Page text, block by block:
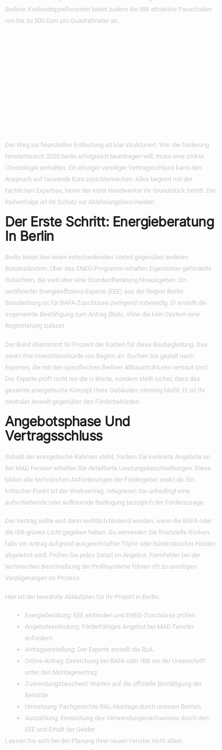
Berliner Kastendoppelfenstern bietet zudem die IBB attraktive Pauschalen
von bis zu 500 Euro pro Quadratmeter an.
Der Weg zur finanziellen Entlastung ist klar strukturiert. Wer die förderung
fenstertausch 2026 berlin erfolgreich beantragen will, muss eine strikte
Chronologie einhalten. Ein einziger voreiliger Vertragsschluss kann den
Anspruch auf tausende Euro zunichtemachen. Alles beginnt mit der
fachlichen Expertise, bevor der erste Handwerker Ihr Grundstück betritt. Die
Reihenfolge ist Ihr Schutz vor Ablehnungsbescheiden.
Der Erste Schritt: Energieberatung
In Berlin
Berlin bietet hier einen entscheidenden Vorteil gegenüber anderen
Bundesländern. Über das ENEO-Programm erhalten Eigentümer geförderte
Gutachten, die weit über eine Standardberatung hinausgehen. Ein
zertifizierter Energieeffizienz-Experte (EEE) aus der Region Berlin-
Brandenburg ist für BAFA-Zuschüsse zwingend notwendig. Er erstellt die
sogenannte Bestätigung zum Antrag (BzA), ohne die kein System eine
Registrierung zulässt.
Der Bund übernimmt 50 Prozent der Kosten für diese Baubegleitung. Das
senkt Ihre Investitionshürde von Beginn an. Suchen Sie gezielt nach
Experten, die mit den spezifischen Berliner Altbaustrukturen vertraut sind.
Der Experte prüft nicht nur die U-Werte, sondern stellt sicher, dass das
gesamte energetische Konzept Ihres Gebäudes stimmig bleibt. Er ist Ihr
neutraler Anwalt gegenüber den Förderbehörden.
Angebotsphase Und
Vertragsschluss
Sobald der energetische Rahmen steht, fordern Sie konkrete Angebote an.
Bei MAD Fenster erhalten Sie detaillierte Leistungsbeschreibungen. Diese
bilden alle technischen Anforderungen der Fördergeber exakt ab. Ein
kritischer Punkt ist der Werkvertrag. Integrieren Sie unbedingt eine
aufschiebende oder auflösende Bedingung bezüglich der Förderzusage.
Der Vertrag sollte erst dann rechtlich bindend werden, wenn die BAFA oder
die IBB grünes Licht gegeben haben. So vermeiden Sie finanzielle Risiken,
falls ein Antrag aufgrund ausgeschöpfter Töpfe oder bürokratischer Hürden
abgelehnt wird. Prüfen Sie jedes Detail im Angebot. Formfehler bei der
technischen Beschreibung der Profilsysteme führen oft zu unnötigen
Verzögerungen im Prozess.
Hier ist der bewährte Ablaufplan für Ihr Projekt in Berlin:
Energieberatung: EEE einbinden und ENEO-Zuschüsse prüfen.
Angebotseinholung: Förderfähiges Angebot bei MAD Fenster
anfordern.
Antragserstellung: Der Experte erstellt die BzA.
Online-Antrag: Einreichung bei BAFA oder IBB vor der Unterschrift
unter den Montagevertrag.
Zuwendungsbescheid: Warten auf die offizielle Bestätigung der
Behörde.
Umsetzung: Fachgerechte RAL-Montage durch unseren Betrieb.
Auszahlung: Einreichung des Verwendungsnachweises durch den
EEE und Erhalt der Gelder.
Lassen Sie sich bei der Planung Ihrer neuen Fenster nicht allein.